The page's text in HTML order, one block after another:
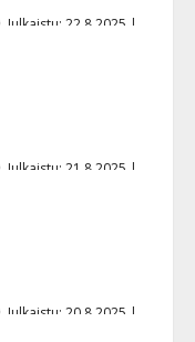
Julkaistu: 22.8.2025 |
Julkaistu: 21.8.2025 |
Julkaistu: 20.8.2025 |